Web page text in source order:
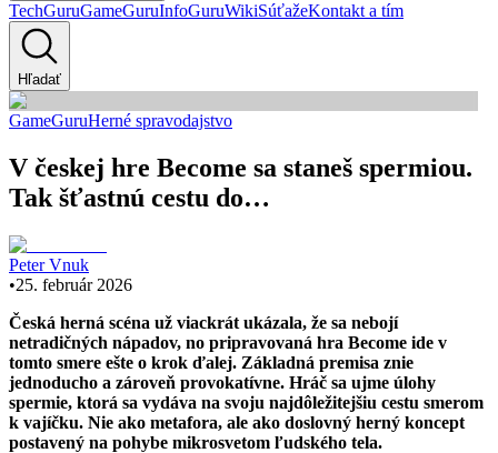
TechGuruGameGuruInfoGuruWikiSúťažeKontakt a tím
Hľadať
GameGuruHerné spravodajstvo
V českej hre Become sa staneš spermiou.
Tak šťastnú cestu do…
Peter Vnuk
•25. február 2026
Česká herná scéna už viackrát ukázala, že sa nebojí
netradičných nápadov, no pripravovaná hra Become ide v
tomto smere ešte o krok ďalej. Základná premisa znie
jednoducho a zároveň provokatívne. Hráč sa ujme úlohy
spermie, ktorá sa vydáva na svoju najdôležitejšiu cestu smerom
k vajíčku. Nie ako metafora, ale ako doslovný herný koncept
postavený na pohybe mikrosvetom ľudského tela.